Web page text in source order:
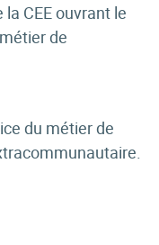
CEE ouvrant le
de
du métier de